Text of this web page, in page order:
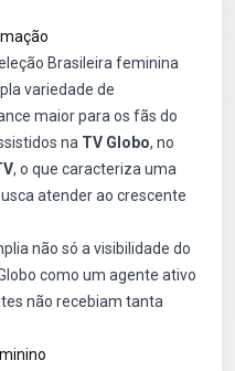
Brasileira feminina
variedade de
maior para os fãs do
na TV Globo, no
, o que caracteriza uma
atender ao crescente
não só a visibilidade do
como um agente ativo
não recebiam tanta